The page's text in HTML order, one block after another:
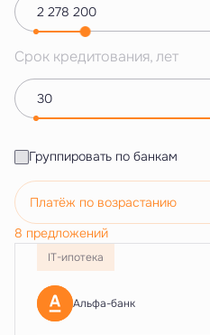
Срок кредитования, лет
Группировать по банкам
Платёж по возрастанию
8 предложений
IT-ипотека
Альфа-банк